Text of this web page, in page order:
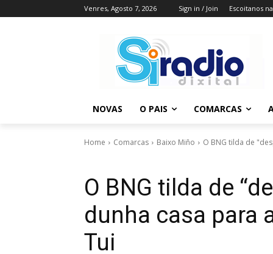
Venres, Agosto 7, 2026 Sign in / Join Escoitanos
NOVAS O PAIS COMARCAS
Home Comarcas Baixo Miño O BNG tilda de
O BNG tilda de
dunha casa para
Tui